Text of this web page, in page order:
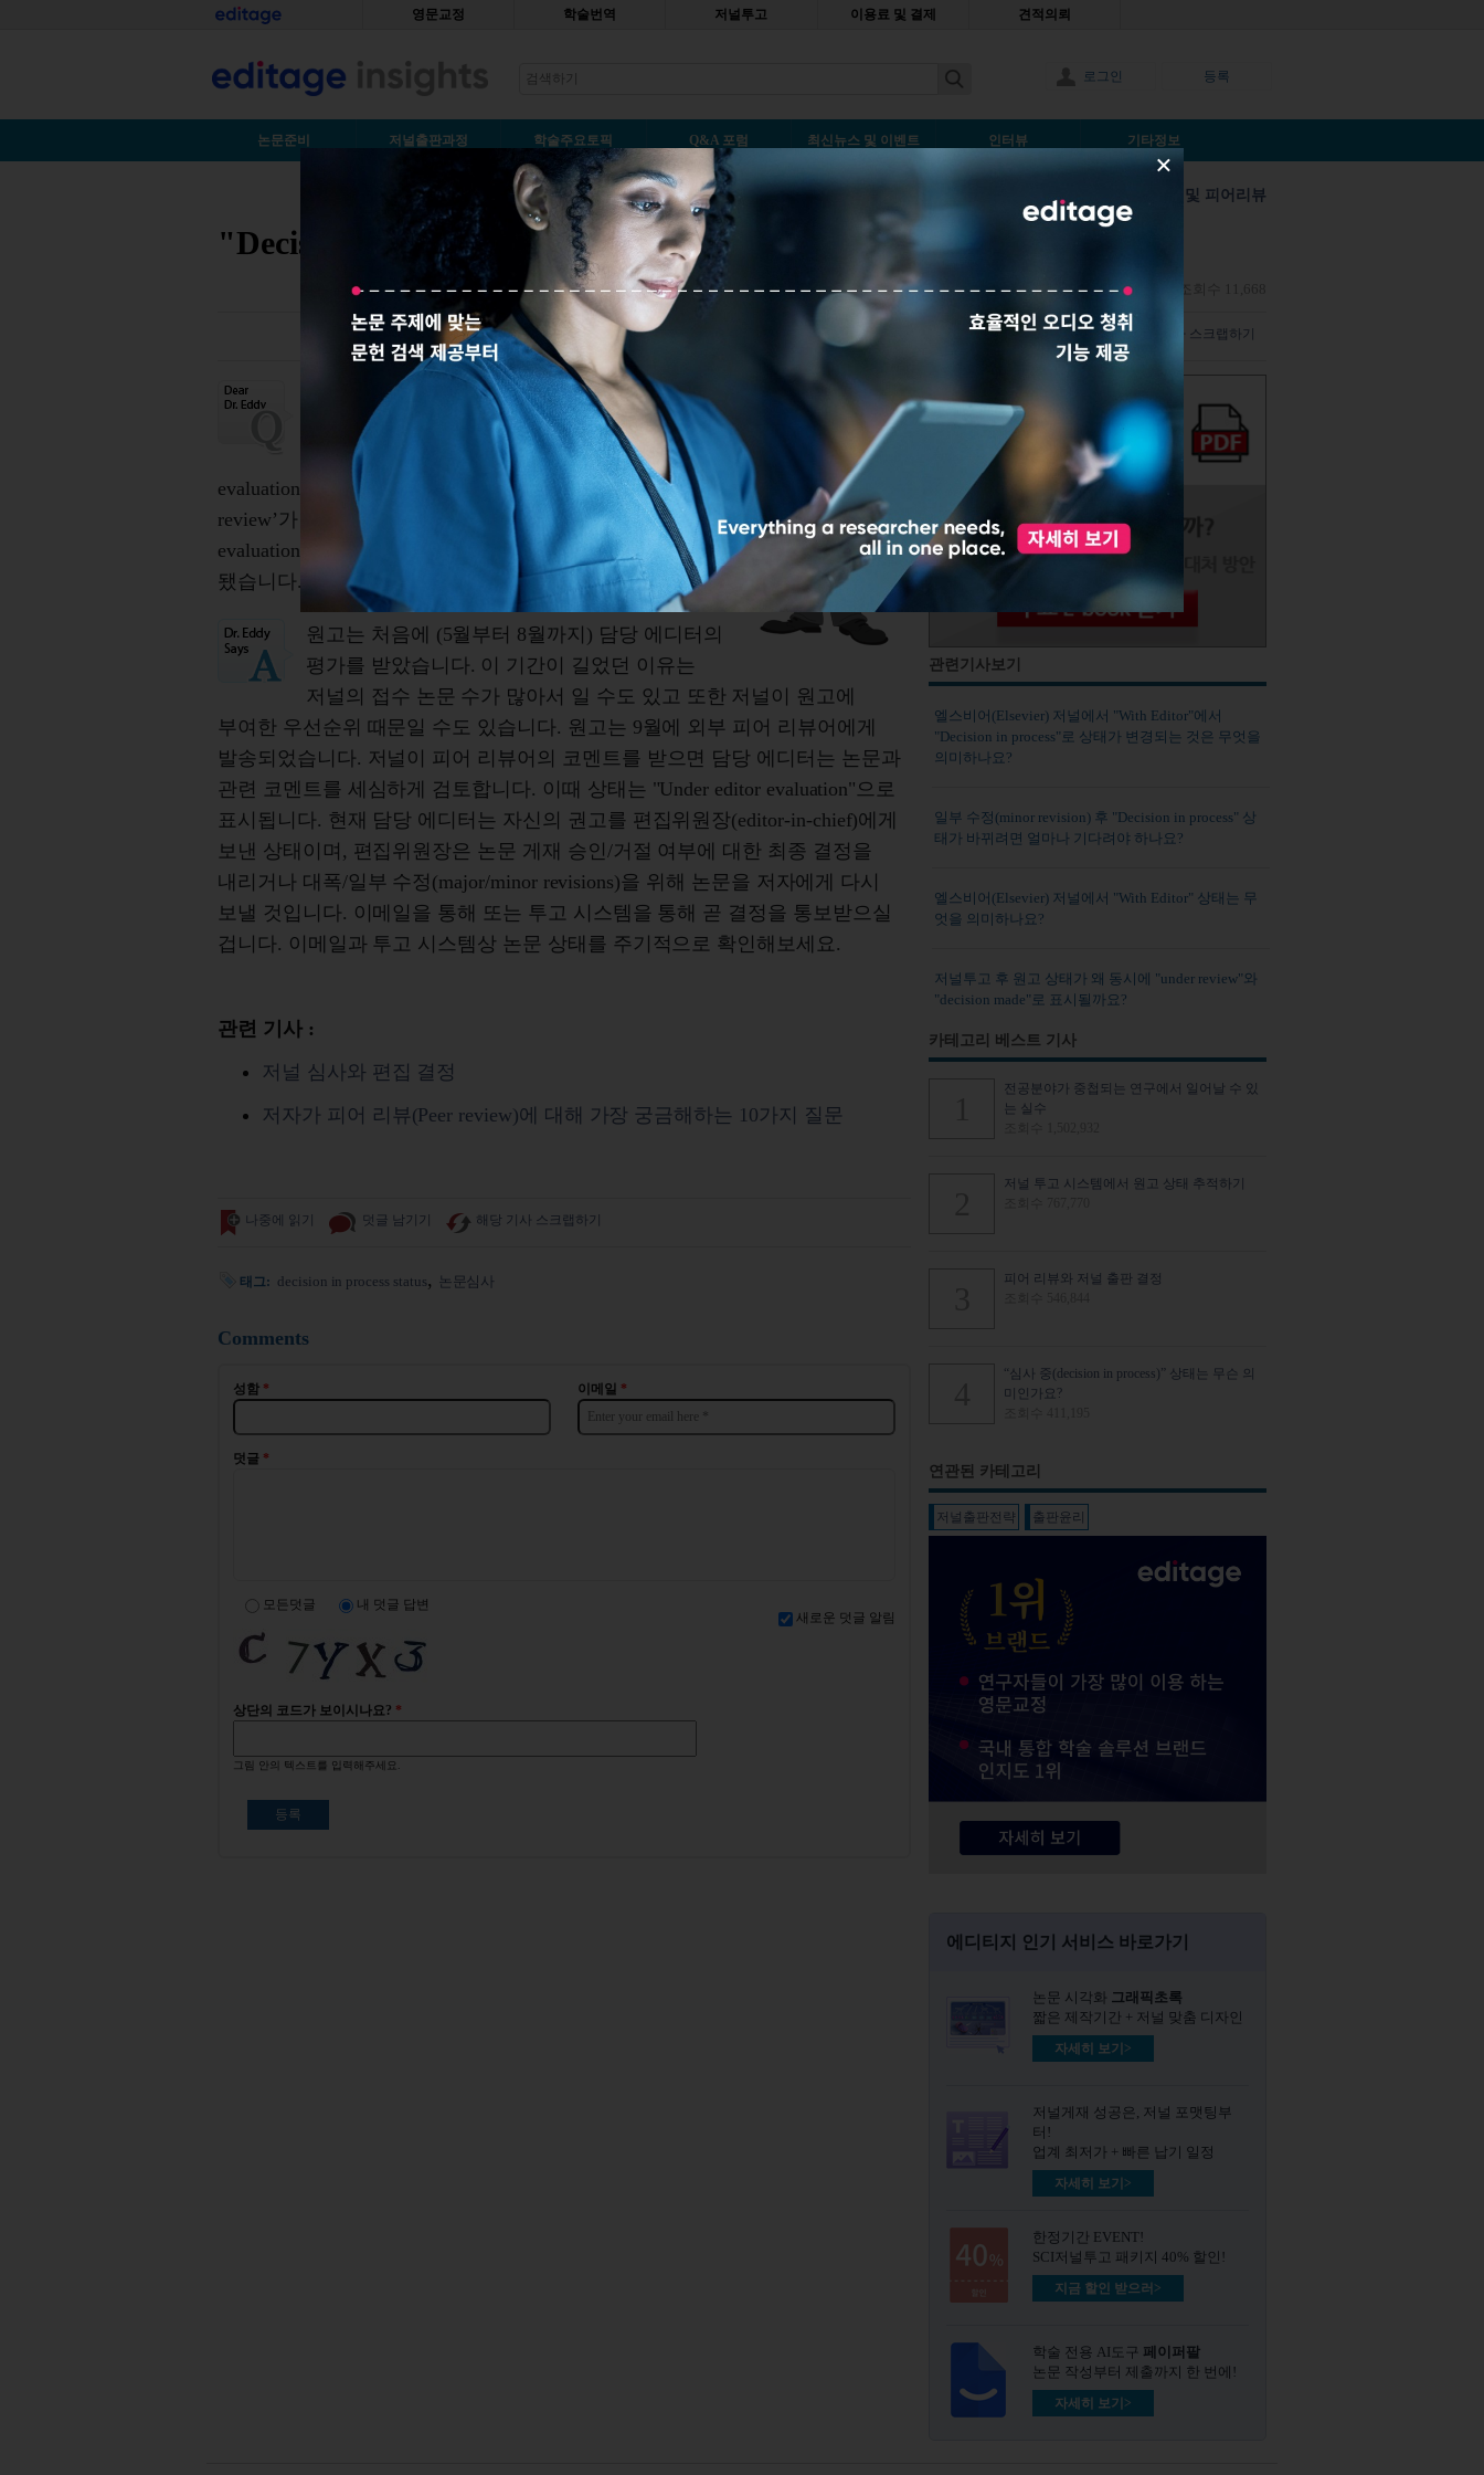
홈 영문교정 학술번역 저널투고 이용료 및 결제 견적의뢰
로그인 등록
논문준비 저널출판과정 학술주요토픽 Q&A 포럼 최신뉴스 및 이벤트 인터뷰 기타정보
투고 및 피어리뷰
"Decision in process"는 무엇을 의미하나요?
Anonymous |2018년10월31일
덧글 남기기 해당 기사 스크랩하기
월 13일 엘스비어(Elsevier) 저널에 원고를
투고했습니다. 5월 28일 원고는 ‘Under
review’였고 이후 8월 29일에는 ‘Under editor
evaluation’이었습니다. 다시 9월 28일 논문 상태는 ‘Under
review’가 됐습니다. 이후 10월 19일에는 ‘Under editor
evaluation’ 그리고 10월 22일에는 ‘Decision in process’가
됐습니다. 'Decision in process'의 의미를 알려주세요.
원고는 처음에 (5월부터 8월까지) 담당 에디터의
평가를 받았습니다. 이 기간이 길었던 이유는
저널의 접수 논문 수가 많아서 일 수도 있고 또한 저널이 원고에
부여한 우선순위 때문일 수도 있습니다. 원고는 9월에 외부 피어 리뷰어에게
발송되었습니다. 저널이 피어 리뷰어의 코멘트를 받으면 담당 에디터는 논문과
관련 코멘트를 세심하게 검토합니다. 이때 상태는 "Under editor evaluation"으로
표시됩니다. 현재 담당 에디터는 자신의 권고를 편집위원장(editor-in-chief)에게
보낸 상태이며, 편집위원장은 논문 게재 승인/거절 여부에 대한 최종 결정을
내리거나 대폭/일부 수정(major/minor revisions)을 위해 논문을 저자에게 다시
보낼 것입니다. 이메일을 통해 또는 투고 시스템을 통해 곧 결정을 통보받으실
겁니다. 이메일과 투고 시스템상 논문 상태를 주기적으로 확인해보세요.
관련 기사 :
저널 심사와 편집 결정
저자가 피어 리뷰(Peer review)에 대해 가장 궁금해하는 10가지 질문
나중에 읽기 덧글 남기기 해당 기사 스크랩하기
태그: decision in process status 논문심사
Comments
성함 * 이메일 *
덧글 *
새로운 덧글 알림
모든덧글 내 덧글 답변
상단의 코드가 보이시나요? *
그림 안의 텍스트를 입력해주세요.
관련기사보기
엘스비어(Elsevier) 저널에서 "With Editor"에서
"Decision in process"로 상태가 변경되는 것은 무엇을
의미하나요?
일부 수정(minor revision) 후 "Decision in process" 상
태가 바뀌려면 얼마나 기다려야 하나요?
엘스비어(Elsevier) 저널에서 "With Editor" 상태는 무
엇을 의미하나요?
저널투고 후 원고 상태가 왜 동시에 "under review"와
"decision made"로 표시될까요?
카테고리 베스트 기사
전공분야가 중첩되는 연구에서 일어날 수 있
는 실수
저널 투고 시스템에서 원고 상태 추적하기
피어 리뷰와 저널 출판 결정
“심사 중(decision in process)” 상태는 무슨 의
미인가요?
연관된 카테고리
저널출판전략 출판윤리
에디티지 인기 서비스 바로가기
논문 시각화 그래픽초록​
짧은 제작기간 + 저널 맞춤 디자인
자세히 보기>
저널게재 성공은, 저널 포맷팅부
터!
업계 최저가 + 빠른 납기 일정
자세히 보기>
한정기간 EVENT!
SCI저널투고 패키지 40% 할인!
지금 할인 받으러>
학술 전용 AI도구 페이퍼팔
논문 작성부터 제출까지 한 번에!
자세히 보기>
×